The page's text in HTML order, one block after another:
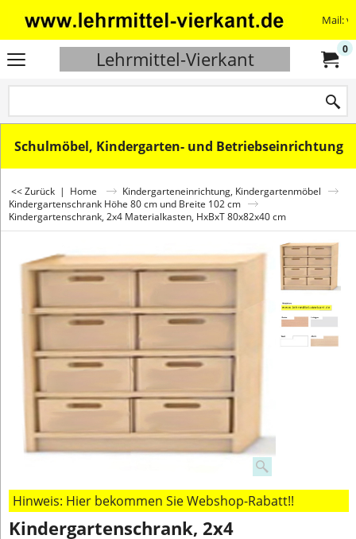
Mail:
Lehrmittel-Vierkant 0
Schulmöbel, Kindergarten- und Betriebseinrichtung
<< Zurück | Home
Kindergarteneinrichtung, Kindergartenmöbel
Kindergartenschrank Höhe 80 cm und Breite 102 cm
Kindergartenschrank, 2x4 Materialkasten, HxBxT 80x82x40 cm
Hinweis: Hier bekommen Sie Webshop-Rabatt!!
Kindergartenschrank, 2x4